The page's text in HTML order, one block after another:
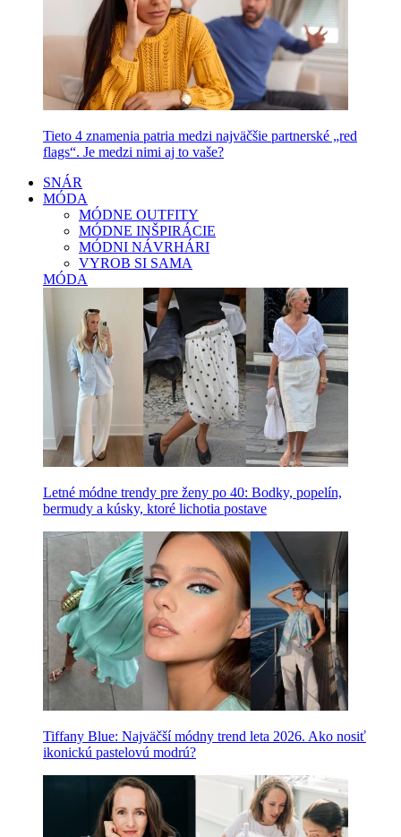
Tieto 4 znamenia patria medzi najväčšie partnerské „red
flags“. Je medzi nimi aj to vaše?
SNÁR
MÓDA
MÓDNE OUTFITY
MÓDNE INŠPIRÁCIE
MÓDNI NÁVRHÁRI
VYROB SI SAMA
MÓDA
Letné módne trendy pre ženy po 40: Bodky, popelín,
bermudy a kúsky, ktoré lichotia postave
Tiffany Blue: Najväčší módny trend leta 2026. Ako nosiť
ikonickú pastelovú modrú?